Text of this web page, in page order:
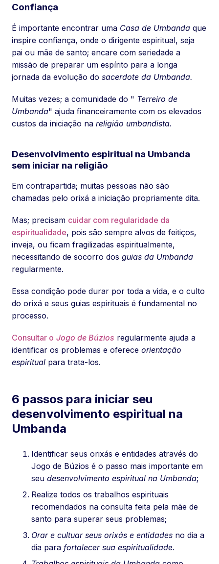
Confiança
É importante encontrar uma Casa de Umbanda que
inspire confiança, onde o dirigente espiritual, seja
pai ou mãe de santo; encare com seriedade a
missão de preparar um espírito para a longa
jornada da evolução do sacerdote da Umbanda.
Muitas vezes; a comunidade do " Terreiro de
Umbanda" ajuda financeiramente com os elevados
custos da iniciação na religião umbandista.
Desenvolvimento espiritual na Umbanda
sem iniciar na religião
Em contrapartida; muitas pessoas não são
chamadas pelo orixá a iniciação propriamente dita.
Mas; precisam cuidar com regularidade da
espiritualidade, pois são sempre alvos de feitiços,
inveja, ou ficam fragilizadas espiritualmente,
necessitando de socorro dos guias da Umbanda
regularmente.
Essa condição pode durar por toda a vida, e o culto
do orixá e seus guias espirituais é fundamental no
processo.
Consultar o Jogo de Búzios regularmente ajuda a
identificar os problemas e oferece orientação
espiritual para trata-los.
6 passos para iniciar seu
desenvolvimento espiritual na
Umbanda
Identificar seus orixás e entidades através do
Jogo de Búzios é o passo mais importante em
seu desenvolvimento espiritual na Umbanda;
Realize todos os trabalhos espirituais
recomendados na consulta feita pela mãe de
santo para superar seus problemas;
Orar e cultuar seus orixás e entidades no dia a
dia para fortalecer sua espiritualidade.